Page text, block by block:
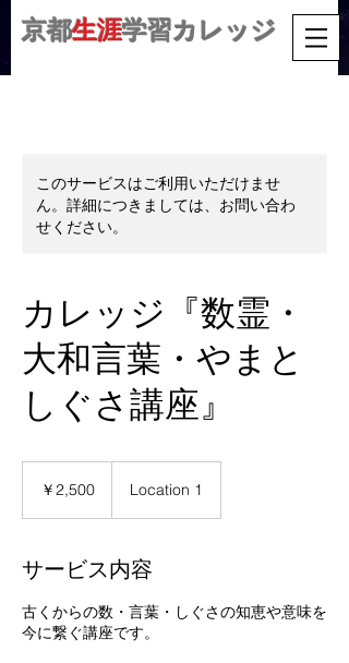
京都生涯学習カレッジ
このサービスはご利用いただけませ
ん。詳細につきましては、お問い合わ
せください。
カレッジ『数霊・
大和言葉・やまと
しぐさ講座』
￥2,500 Location 1
サービス内容
古くからの数・言葉・しぐさの知恵や意味を
今に繋ぐ講座です。